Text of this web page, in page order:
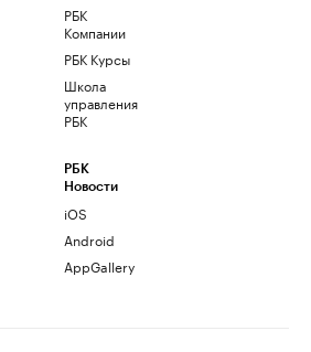
РБК
Компании
РБК Курсы
Школа
управления
РБК
РБК
Новости
iOS
Android
AppGallery